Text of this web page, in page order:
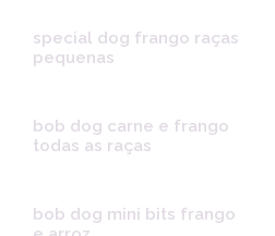
special dog frango raças
pequenas
bob dog carne e frango
todas as raças
bob dog mini bits frango